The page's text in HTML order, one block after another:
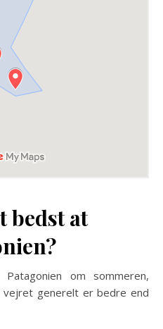
bedst at
om sommeren,
generelt er bedre end